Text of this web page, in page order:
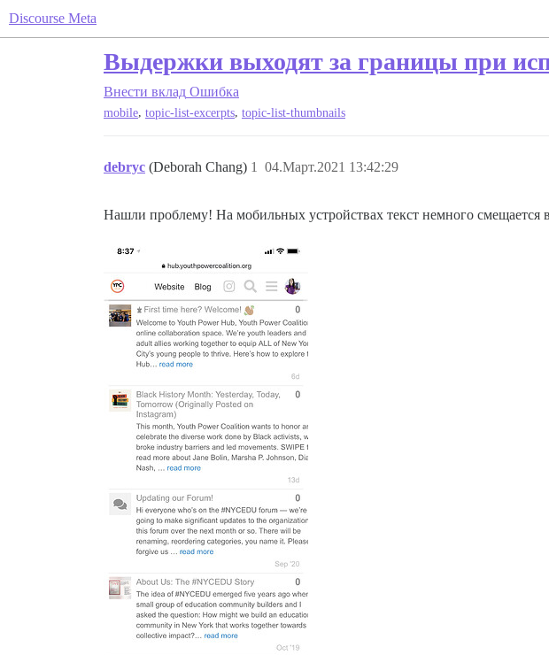
Discourse Meta
Выдержки выходят за границы при
Внести вклад Ошибка
mobile, topic-list-excerpts, topic-list-thumbnails
debryc (Deborah Chang) 04.Март.2021 13:42:29
1
Нашли проблему! На мобильных устройствах текст немного смещается